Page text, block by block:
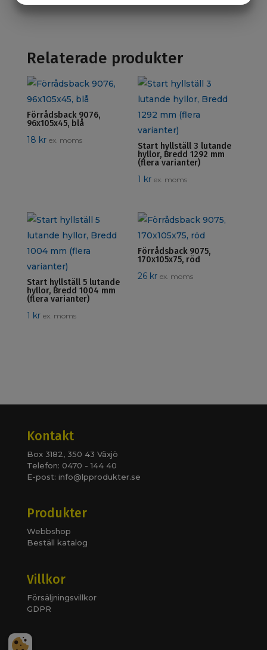
Relaterade produkter
Förrådsback 9076,
96x105x45, blå
18 kr ex. moms
Start hyllställ 3 lutande
hyllor, Bredd 1292 mm
(flera varianter)
1 kr ex. moms
Start hyllställ 5 lutande
hyllor, Bredd 1004 mm
(flera varianter)
1 kr ex. moms
Förrådsback 9075,
170x105x75, röd
26 kr ex. moms
Kontakt
Box 3182, 350 43 Växjö
Telefon: 0470 - 144 40
E-post: info@lpprodukter.se
Produkter
Webbshop
Beställ katalog
Villkor
Försäljningsvillkor
GDPR